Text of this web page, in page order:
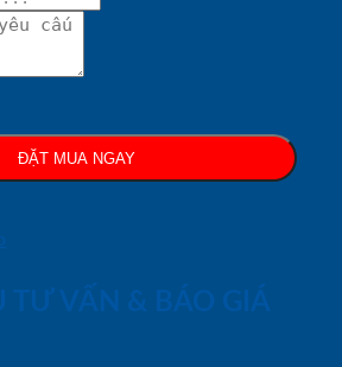
ĐẶT MUA NGAY
TƯ VẤN & BÁO GIÁ